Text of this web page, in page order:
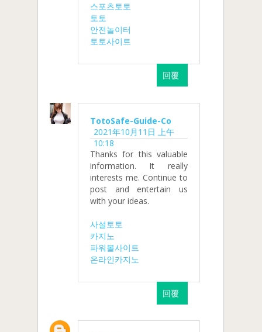
스포츠토토
토토
안전놀이터
토토사이트
回覆
TotoSafe-Guide-Co
2021年10月11日 上午
10:18
Thanks for this valuable
information. It really
interests me. Continue to
post and entertain us
with your ideas.
사설토토
카지노
파워볼사이트
온라인카지노
回覆